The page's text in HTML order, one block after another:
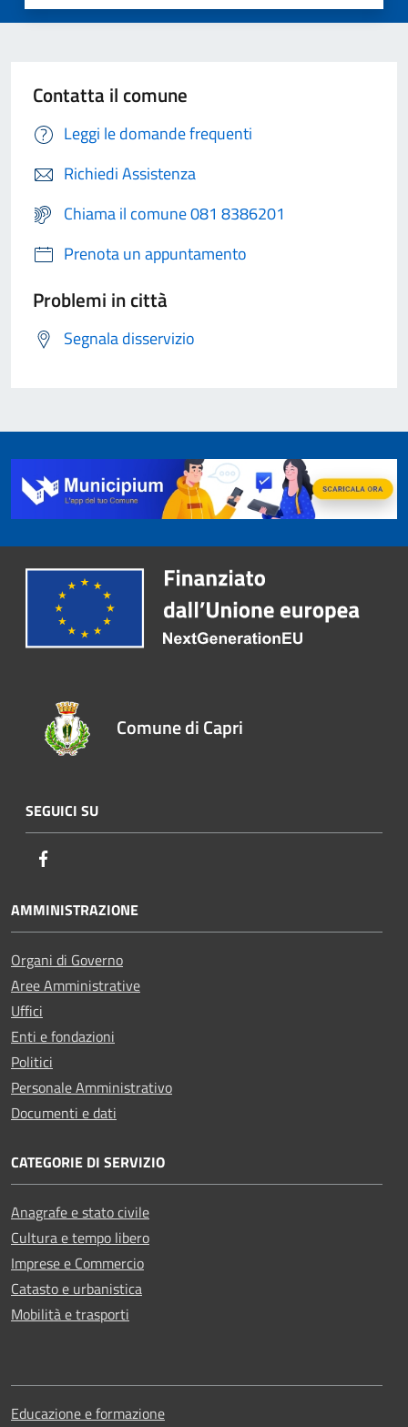
Contatta il comune
Leggi le domande frequenti
Richiedi Assistenza
Chiama il comune 081 8386201
Prenota un appuntamento
Problemi in città
Segnala disservizio
Comune di Capri
SEGUICI SU
AMMINISTRAZIONE
Organi di Governo
Aree Amministrative
Uffici
Enti e fondazioni
Politici
Personale Amministrativo
Documenti e dati
CATEGORIE DI SERVIZIO
Anagrafe e stato civile
Cultura e tempo libero
Imprese e Commercio
Catasto e urbanistica
Mobilità e trasporti
Educazione e formazione